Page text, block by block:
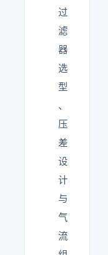
过
滤
器
选
型
、
压
差
设
计
与
气
流